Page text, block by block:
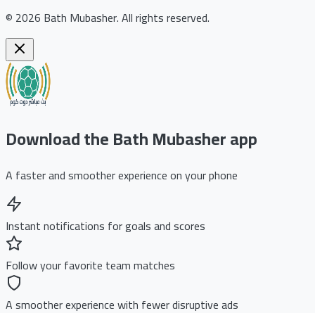
© 2026 Bath Mubasher.All rights reserved.
Download the Bath Mubasher app
A faster and smoother experience on your phone
Instant notifications for goals and scores
Follow your favorite team matches
A smoother experience with fewer disruptive ads